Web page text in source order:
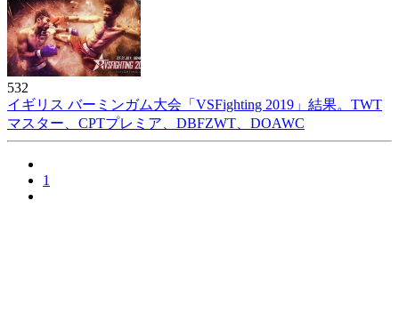
532
イギリス バーミンガム大会「VSFighting 2019」結果。TWT
マスター、CPTプレミア、DBFZWT、DOAWC
1